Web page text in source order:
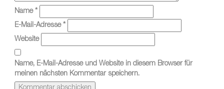
Name *
E-Mail-Adresse *
Website
Name, E-Mail-Adresse und Website in diesem Browser für
meinen nächsten Kommentar speichern.